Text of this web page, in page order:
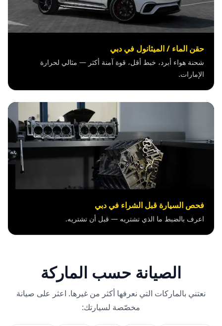
حقن الماء / الميثانول في دبي
شحنة هواء أبرد، خبط أقل، قوة آمنة أكثر — مثالي لحرارة
الإمارات.
فحص السيارة قبل الشراء في دبي
اعرف بالضبط ما الذي تشتريه — قبل أن تشتريه.
الصيانة حسب الماركة
نعتني بالماركات التي نعرفها أكثر من غيرها. اعثر على صيانة
مخصّصة لسيارتك: